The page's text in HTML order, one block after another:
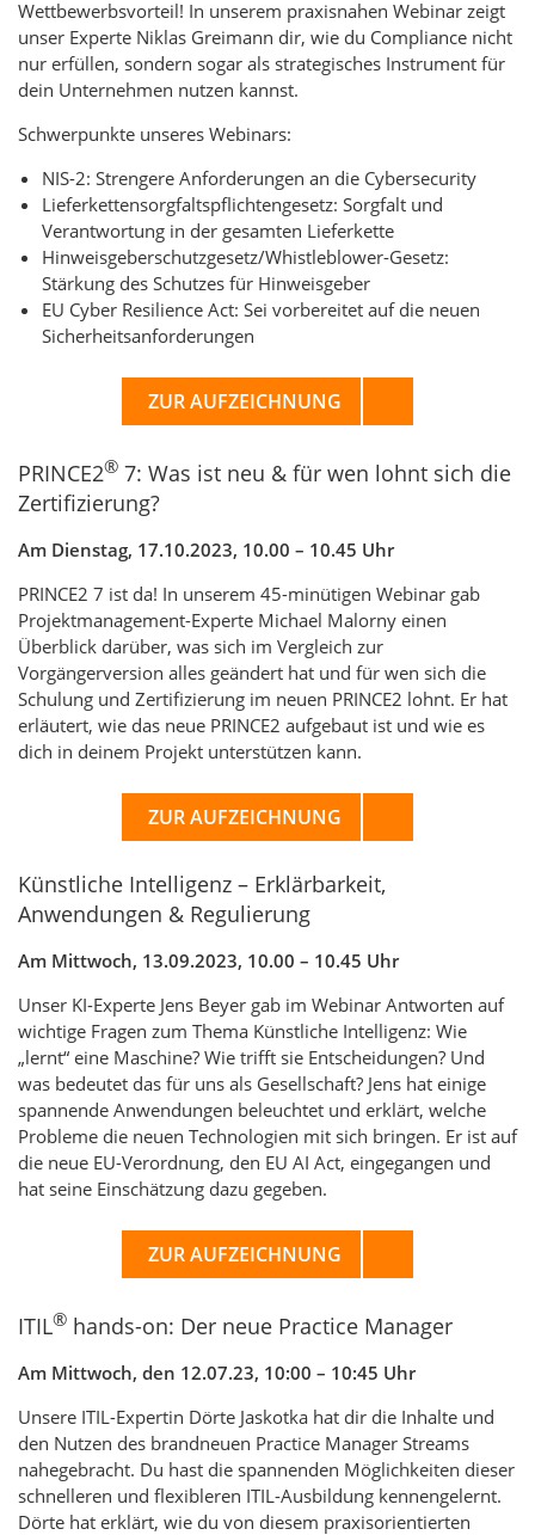
Wettbewerbsvorteil! In unserem praxisnahen Webinar zeigt
unser Experte Niklas Greimann dir, wie du Compliance nicht
nur erfüllen, sondern sogar als strategisches Instrument für
dein Unternehmen nutzen kannst.
Schwerpunkte unseres Webinars:
NIS-2: Strengere Anforderungen an die Cybersecurity
Lieferkettensorgfaltspflichtengesetz: Sorgfalt und
Verantwortung in der gesamten Lieferkette
Hinweisgeberschutzgesetz/Whistleblower-Gesetz:
Stärkung des Schutzes für Hinweisgeber
EU Cyber Resilience Act: Sei vorbereitet auf die neuen
Sicherheitsanforderungen
ZUR AUFZEICHNUNG
PRINCE2® 7: Was ist neu & für wen lohnt sich die
Zertifizierung?
Am Dienstag, 17.10.2023, 10.00 – 10.45 Uhr
PRINCE2 7 ist da! In unserem 45-minütigen Webinar gab
Projektmanagement-Experte Michael Malorny einen
Überblick darüber, was sich im Vergleich zur
Vorgängerversion alles geändert hat und für wen sich die
Schulung und Zertifizierung im neuen PRINCE2 lohnt. Er hat
erläutert, wie das neue PRINCE2 aufgebaut ist und wie es
dich in deinem Projekt unterstützen kann.
ZUR AUFZEICHNUNG
Künstliche Intelligenz – Erklärbarkeit,
Anwendungen & Regulierung
Am Mittwoch, 13.09.2023, 10.00 – 10.45 Uhr
Unser KI-Experte Jens Beyer gab im Webinar Antworten auf
wichtige Fragen zum Thema Künstliche Intelligenz: Wie
„lernt“ eine Maschine? Wie trifft sie Entscheidungen? Und
was bedeutet das für uns als Gesellschaft? Jens hat einige
spannende Anwendungen beleuchtet und erklärt, welche
Probleme die neuen Technologien mit sich bringen. Er ist auf
die neue EU-Verordnung, den EU AI Act, eingegangen und
hat seine Einschätzung dazu gegeben.
ZUR AUFZEICHNUNG
ITIL® hands-on: Der neue Practice Manager
Am Mittwoch, den 12.07.23, 10:00 – 10:45 Uhr
Unsere ITIL-Expertin Dörte Jaskotka hat dir die Inhalte und
den Nutzen des brandneuen Practice Manager Streams
nahegebracht. Du hast die spannenden Möglichkeiten dieser
schnelleren und flexibleren ITIL-Ausbildung kennengelernt.
Dörte hat erklärt, wie du von diesem praxisorientierten